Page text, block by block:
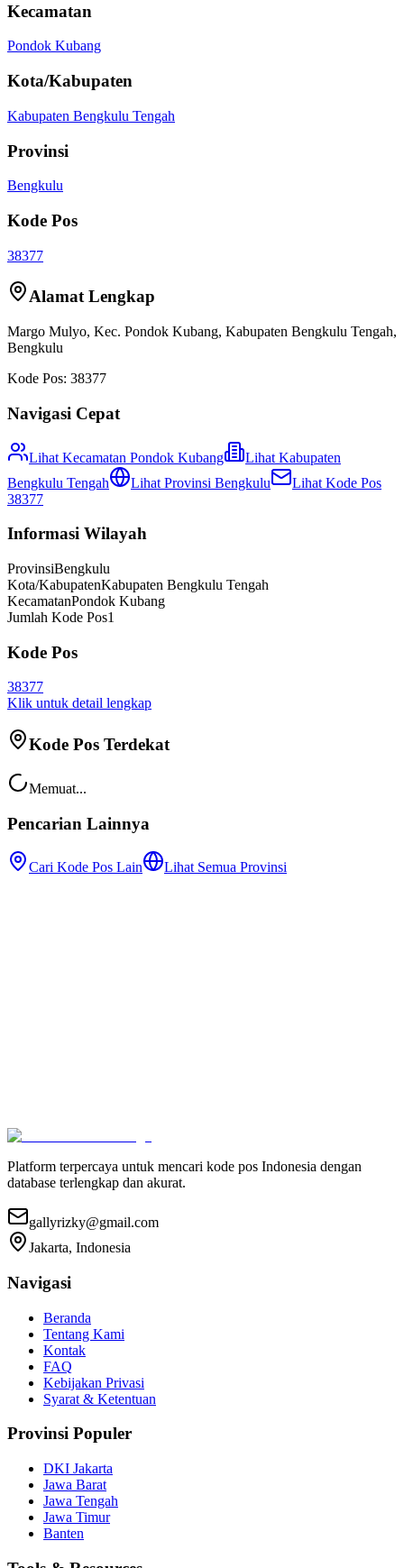
Kecamatan
Pondok Kubang
Kota/Kabupaten
Kabupaten Bengkulu Tengah
Provinsi
Bengkulu
Kode Pos
38377
Alamat Lengkap
Margo Mulyo, Kec. Pondok Kubang, Kabupaten Bengkulu Tengah,
Bengkulu
Kode Pos: 38377
Navigasi Cepat
Lihat Kecamatan Pondok Kubang Lihat Kabupaten
Bengkulu Tengah
Lihat Provinsi Bengkulu
Lihat Kode Pos
38377
Informasi Wilayah
ProvinsiBengkulu
Kota/KabupatenKabupaten Bengkulu Tengah
KecamatanPondok Kubang
Jumlah Kode Pos1
Kode Pos
38377
Klik untuk detail lengkap
Kode Pos Terdekat
Memuat...
Pencarian Lainnya
Cari Kode Pos Lain Lihat Semua Provinsi
Platform terpercaya untuk mencari kode pos Indonesia dengan
database terlengkap dan akurat.
gallyrizky@gmail.com
Jakarta, Indonesia
Navigasi
Beranda
Tentang Kami
Kontak
FAQ
Kebijakan Privasi
Syarat & Ketentuan
Provinsi Populer
DKI Jakarta
Jawa Barat
Jawa Tengah
Jawa Timur
Banten